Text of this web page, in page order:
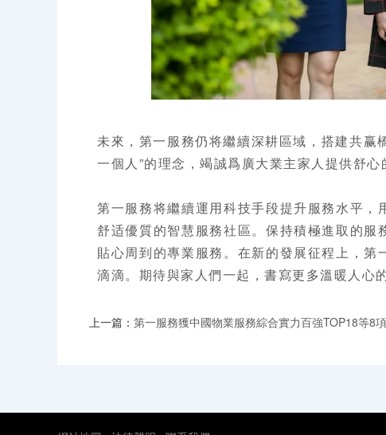
未來，第一服務仍将繼續深耕區域，搭建共赢
一個人”的理念，竭誠爲廣大業主家人提供舒心
第一服務将繼續運用科技手段提升服務水平，
舒适優質的智慧服務社區。保持積極進取的
貼心周到的專業服務。在新的發展征程上，
滴滴。期待與家人們一起，書寫更多溫暖人心
上一篇： 第一服務獲中國物業服務綜合實力百強TOP18等8